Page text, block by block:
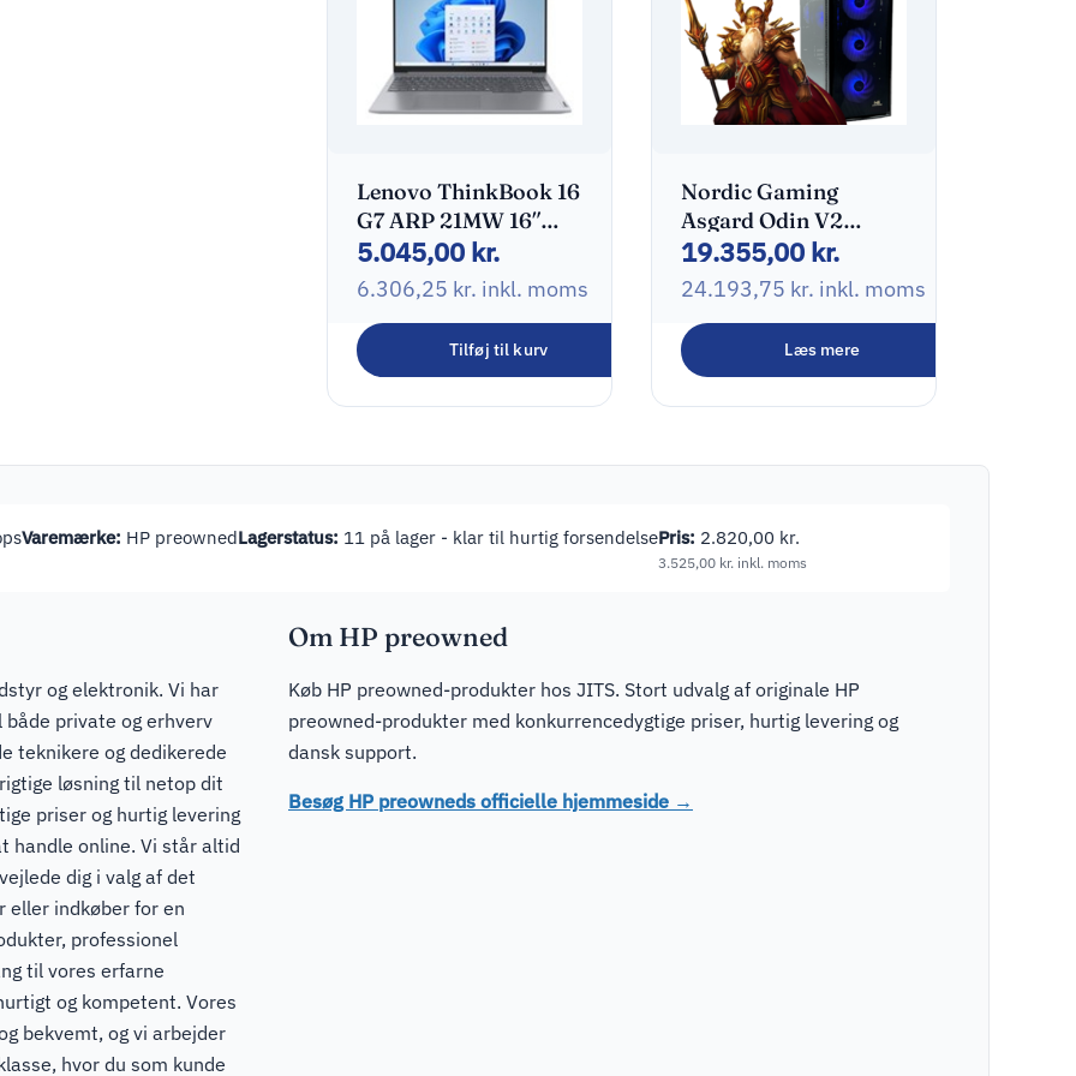
Lenovo ThinkBook 16
G7 ARP 21MW 16″
7535HS 8GB 256GB
AMD Radeon 660M
Windows 11 Pro –
New Open Box
5.045,00 kr.
6.306,25 kr. inkl. moms
Tilføj til kurv
Nordic Gaming
Asgard Odin V2
Gaming PC | Ryzen 7
9800X3D 32GB RTX
5070 Ti 1TB
19.355,00 kr.
24.193,75 kr. inkl. moms
Læs mere
Varemærke: HP preownedLagerstatus: 11 på lager - klar til hurtig forsendelsePris: 2.820,00 kr.
3.525,00 kr. inkl. moms
og elektronik. Vi har
private og erhverv
teknikere og dedikerede
løsning til netop dit
priser og hurtig levering
handle online. Vi står altid
dig i valg af det
eller indkøber for en
professionel
til vores erfarne
og kompetent. Vores
bekvemt, og vi arbejder
hvor du som kunde
Om HP preowned
Køb HP preowned-produkter hos JITS. Stort udvalg af originale HP
preowned-produkter med konkurrencedygtige priser, hurtig levering og
dansk support.
Besøg HP preowneds officielle hjemmeside →